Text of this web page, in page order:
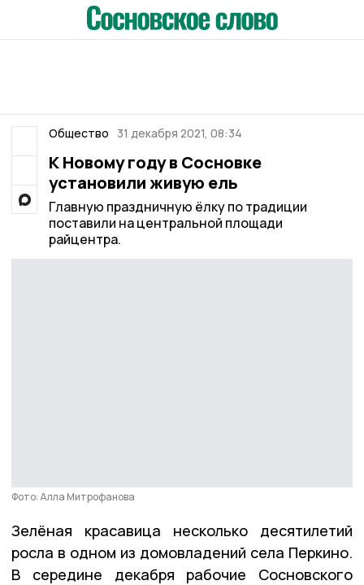
Общество 31 декабря 2021, 08:34
К Новому году в Сосновке
установили живую ель
Главную праздничную ёлку по традиции
поставили на центральной площади
райцентра.
Фото: Алла Митрофанова
Зелёная красавица несколько десятилетий
росла в одном из домовладений села Перкино.
В середине декабря рабочие Сосновского